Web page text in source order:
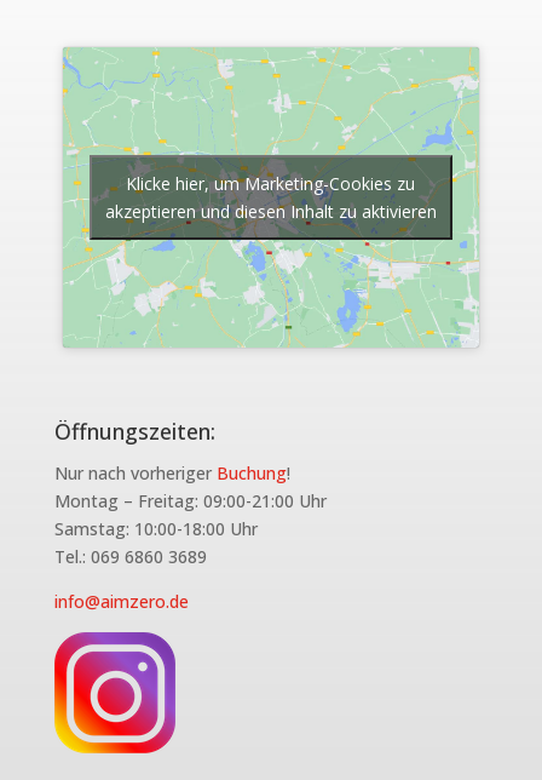
Klicke hier, um Marketing-Cookies zu
akzeptieren und diesen Inhalt zu aktivieren
Öffnungszeiten:
Nur nach vorheriger Buchung!
Montag – Freitag: 09:00-21:00 Uhr
Samstag: 10:00-18:00 Uhr
Tel.: 069 6860 3689
info@aimzero.de